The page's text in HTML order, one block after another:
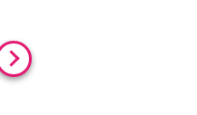
【46%OFF】
ミル・ガトー スイーツ